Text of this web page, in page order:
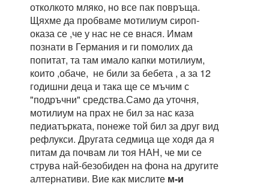
отколкото мляко, но все пак повръща.
Щяхме да пробваме мотилиум сироп-
оказа се ,че у нас не се внася. Имам
познати в Германия и ги помолих да
попитат, та там имало капки мотилиум,
които ,обаче, не били за бебета , а за 12
годишни деца и така ще се мъчим с
"подръчни" средства.Само да уточня,
мотилиум на прах не бил за нас каза
педиатърката, понеже той бил за друг вид
рефлукси. Другата седмица ще ходя да я
питам да почвам ли тоя НАН, че ми се
струва най-безобиден на фона на другите
алтернативи. Вие как мислите м-и